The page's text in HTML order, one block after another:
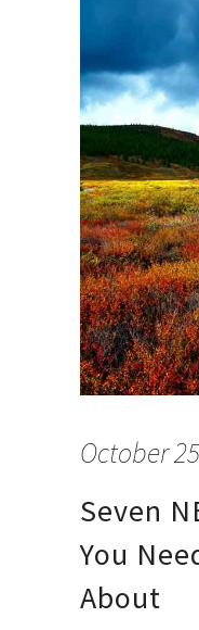
October
Seven
You
About